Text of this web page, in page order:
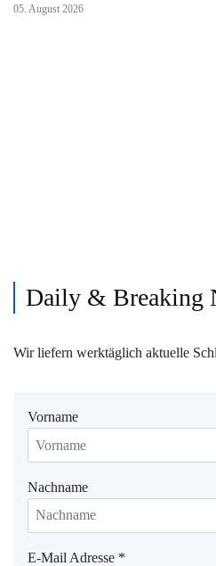
05. August 2026
Daily & Breaking
Wir liefern werktäglich aktuelle
Vorname
Nachname
E-Mail Adresse *